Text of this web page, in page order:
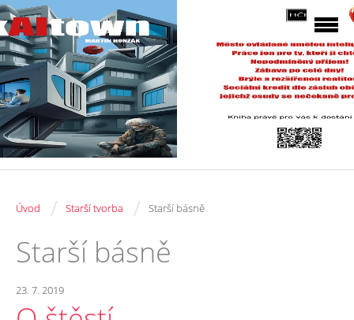
Úvod / Starší tvorba / Starší básně
Starší básně
23. 7. 2019